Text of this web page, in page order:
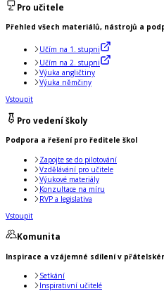
Pro učitele
Přehled všech materiálů, nástrojů a
Učím na 1. stupni
Učím na 2. stupni
Výuka angličtiny
Výuka němčiny
Vstoupit
Pro vedení školy
Podpora a řešení pro ředitele škol
Zapojte se do pilotování
Vzdělávání pro učitele
Výukové materiály
Konzultace na míru
RVP a legislativa
Vstoupit
Komunita
Inspirace a vzájemné sdílení v
Setkání
Inspirativní učitelé